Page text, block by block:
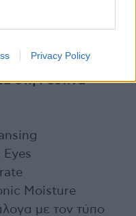
Privacy Policy
a cream on 30
4 weeks applied
στη Ρουτίνα
Moisture
με τον τύπο